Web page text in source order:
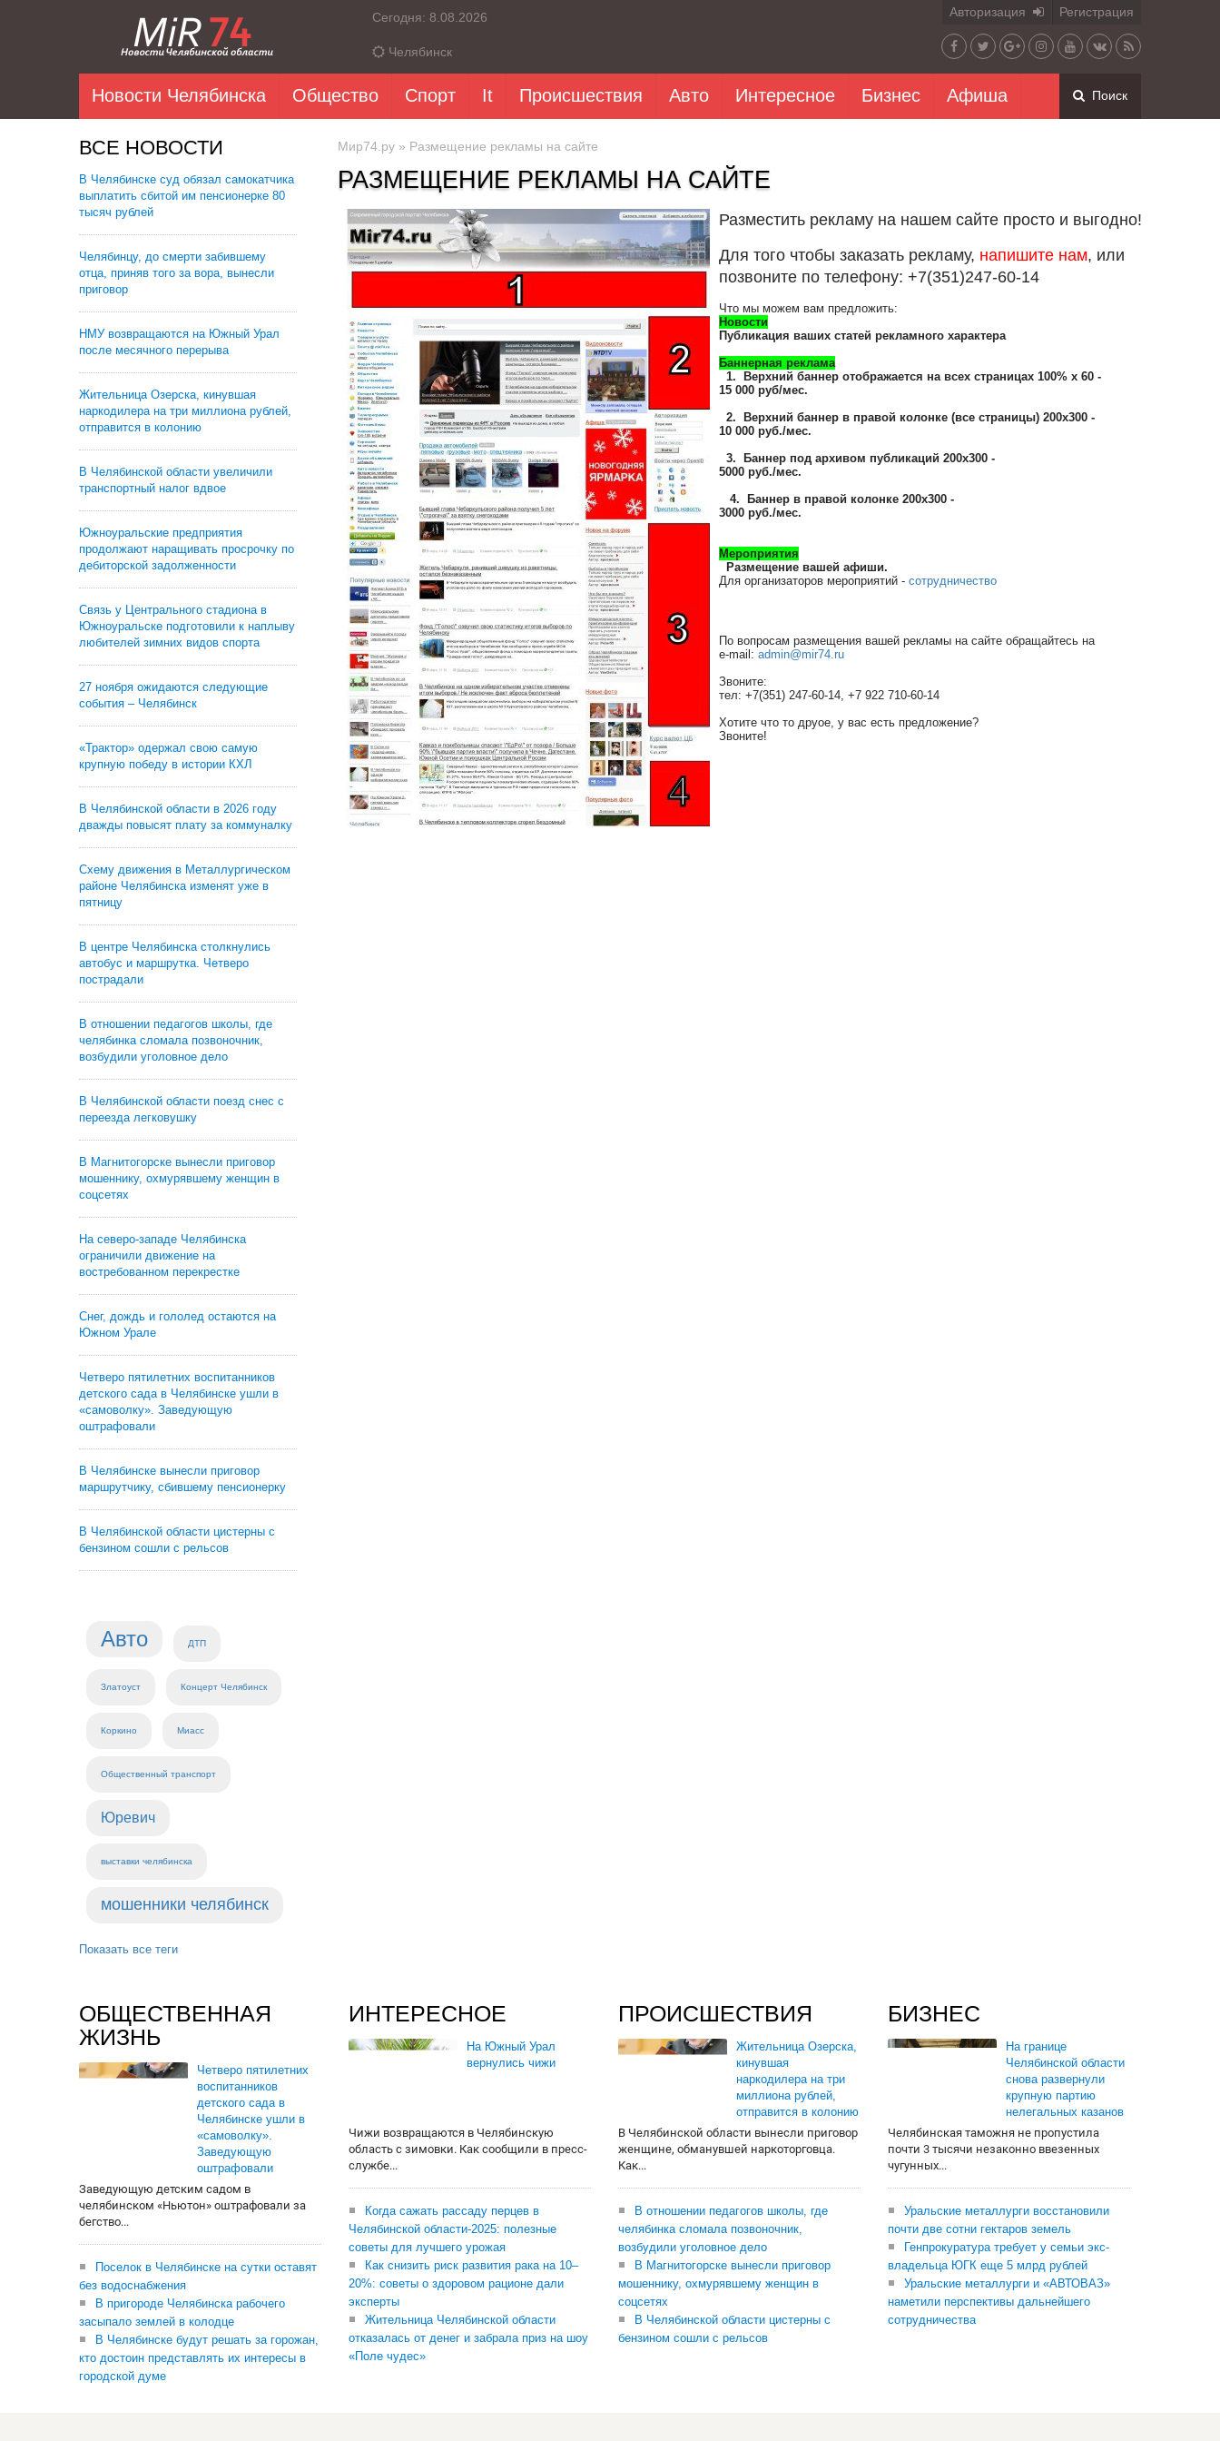
Сегодня: 8.08.2026
Челябинск
Авторизация Регистрация
Новости Челябинска Общество Спорт It Происшествия Авто Интересное Бизнес Афиша Поиск
ВСЕ НОВОСТИ
В Челябинске суд обязал самокатчика
выплатить сбитой им пенсионерке 80
тысяч рублей
Челябинцу, до смерти забившему
отца, приняв того за вора, вынесли
приговор
НМУ возвращаются на Южный Урал
после месячного перерыва
Жительница Озерска, кинувшая
наркодилера на три миллиона рублей,
отправится в колонию
В Челябинской области увеличили
транспортный налог вдвое
Южноуральские предприятия
продолжают наращивать просрочку по
дебиторской задолженности
Связь у Центрального стадиона в
Южноуральске подготовили к наплыву
любителей зимних видов спорта
27 ноября ожидаются следующие
события – Челябинск
«Трактор» одержал свою самую
крупную победу в истории КХЛ
В Челябинской области в 2026 году
дважды повысят плату за коммуналку
Схему движения в Металлургическом
районе Челябинска изменят уже в
пятницу
В центре Челябинска столкнулись
автобус и маршрутка. Четверо
пострадали
В отношении педагогов школы, где
челябинка сломала позвоночник,
возбудили уголовное дело
В Челябинской области поезд снес с
переезда легковушку
В Магнитогорске вынесли приговор
мошеннику, охмурявшему женщин в
соцсетях
На северо-западе Челябинска
ограничили движение на
востребованном перекрестке
Снег, дождь и гололед остаются на
Южном Урале
Четверо пятилетних воспитанников
детского сада в Челябинске ушли в
«самоволку». Заведующую
оштрафовали
В Челябинске вынесли приговор
маршрутчику, сбившему пенсионерку
В Челябинской области цистерны с
бензином сошли с рельсов
Авто ДТП
Златоуст Концерт Челябинск
Коркино Миасс
Общественный транспорт
Юревич
выставки челябинска
мошенники челябинск
Показать все теги
Мир74.ру » Размещение рекламы на сайте
РАЗМЕЩЕНИЕ РЕКЛАМЫ НА САЙТЕ
Разместить рекламу на нашем сайте просто и выгодно!
Для того чтобы заказать рекламу, напишите нам, или
позвоните по телефону: +7(351)247-60-14
Что мы можем вам предложить:
Новости
Публикация ваших статей рекламного характера
Баннерная реклама
1. Верхний баннер отображается на всех страницах 100% х 60 -
15 000 руб/мес.
2. Верхний баннер в правой колонке (все страницы) 200x300 -
10 000 руб./мес.
3. Баннер под архивом публикаций 200x300 -
5000 руб./мес.
4. Баннер в правой колонке 200х300 -
3000 руб./мес.
Мероприятия
Размещение вашей афиши.
Для организаторов мероприятий - сотрудничество
По вопросам размещения вашей рекламы на сайте обращайтесь на
e-mail: admin@mir74.ru
Звоните:
тел: +7(351) 247-60-14, +7 922 710-60-14
Хотите что то друое, у вас есть предложение?
Звоните!
ОБЩЕСТВЕННАЯ
ЖИЗНЬ
Четверо пятилетних
воспитанников
детского сада в
Челябинске ушли в
«самоволку».
Заведующую
оштрафовали
Заведующую детским садом в
челябинском «Ньютон» оштрафовали за
бегство...
Поселок в Челябинске на сутки оставят
без водоснабжения
В пригороде Челябинска рабочего
засыпало землей в колодце
В Челябинске будут решать за горожан,
кто достоин представлять их интересы в
городской думе
ИНТЕРЕСНОЕ
На Южный Урал
вернулись чижи
Чижи возвращаются в Челябинскую
область с зимовки. Как сообщили в пресс-
службе...
Когда сажать рассаду перцев в
Челябинской области-2025: полезные
советы для лучшего урожая
Как снизить риск развития рака на 10–
20%: советы о здоровом рационе дали
эксперты
Жительница Челябинской области
отказалась от денег и забрала приз на шоу
«Поле чудес»
ПРОИСШЕСТВИЯ
Жительница Озерска,
кинувшая
наркодилера на три
миллиона рублей,
отправится в колонию
В Челябинской области вынесли приговор
женщине, обманувшей наркоторговца.
Как...
В отношении педагогов школы, где
челябинка сломала позвоночник,
возбудили уголовное дело
В Магнитогорске вынесли приговор
мошеннику, охмурявшему женщин в
соцсетях
В Челябинской области цистерны с
бензином сошли с рельсов
БИЗНЕС
На границе
Челябинской области
снова развернули
крупную партию
нелегальных казанов
Челябинская таможня не пропустила
почти 3 тысячи незаконно ввезенных
чугунных...
Уральские металлурги восстановили
почти две сотни гектаров земель
Генпрокуратура требует у семьи экс-
владельца ЮГК еще 5 млрд рублей
Уральские металлурги и «АВТОВАЗ»
наметили перспективы дальнейшего
сотрудничества